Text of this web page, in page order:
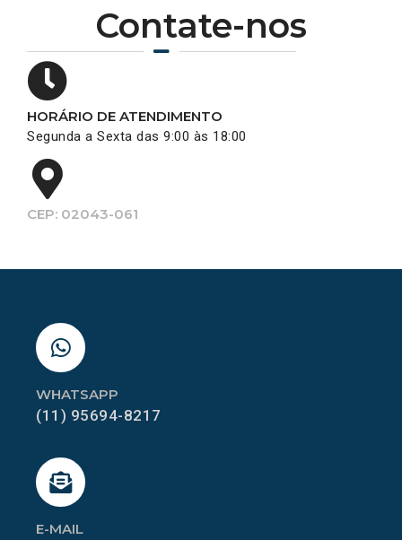
Contate-nos
HORÁRIO DE ATENDIMENTO
Segunda a Sexta das 9:00 às 18:00
CEP: 02043-061
E-MAIL
WHATSAPP
(11) 95694-8217